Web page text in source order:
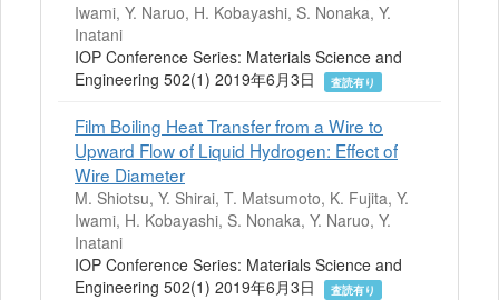
Iwami, Y. Naruo, H. Kobayashi, S. Nonaka, Y.
Inatani
IOP Conference Series: Materials Science and
Engineering 502(1) 2019年6月3日
査読有り
Film Boiling Heat Transfer from a Wire to
Upward Flow of Liquid Hydrogen: Effect of
Wire Diameter
M. Shiotsu, Y. Shirai, T. Matsumoto, K. Fujita, Y.
Iwami, H. Kobayashi, S. Nonaka, Y. Naruo, Y.
Inatani
IOP Conference Series: Materials Science and
Engineering 502(1) 2019年6月3日
査読有り